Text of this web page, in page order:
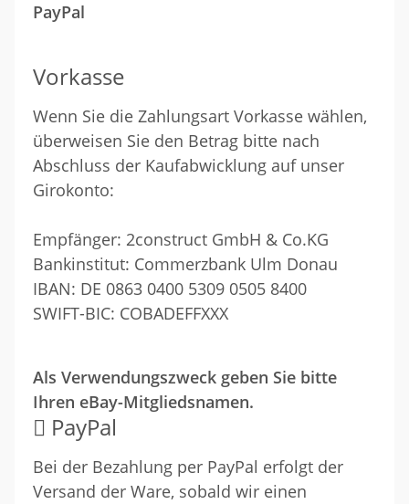
PayPal
Vorkasse
Wenn Sie die Zahlungsart Vorkasse wählen,
überweisen Sie den Betrag bitte nach
Abschluss der Kaufabwicklung auf unser
Girokonto:
Empfänger: 2construct GmbH & Co.KG
Bankinstitut: Commerzbank Ulm Donau
IBAN: DE 0863 0400 5309 0505 8400
SWIFT-BIC: COBADEFFXXX
Als Verwendungszweck geben Sie bitte
Ihren eBay-Mitgliedsnamen.
PayPal
Bei der Bezahlung per PayPal erfolgt der
Versand der Ware, sobald wir einen